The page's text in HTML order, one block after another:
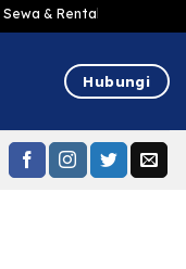
mobil Jakarta
Hubungi